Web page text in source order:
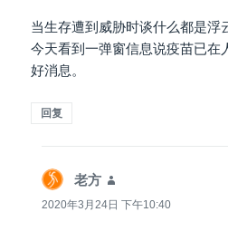
当生存遭到威胁时谈什么都是浮
今天看到一弹窗信息说疫苗已
好消息。
回复
老方
道：
2020年3月24日 下午10:40